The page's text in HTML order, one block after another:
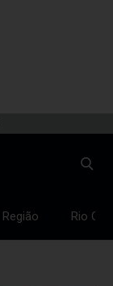
Região Rio